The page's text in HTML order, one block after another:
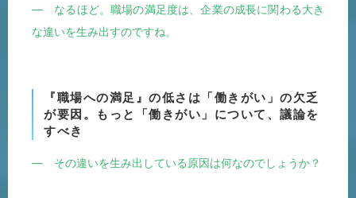
― なるほど。職場の満足度は、企業の成長に関わる大き
な違いを生み出すのですね。
『職場への満足』の低さは「働きがい」の欠乏
が要因。もっと「働きがい」について、議論を
すべき
― その違いを生み出している原因は何なのでしょうか？